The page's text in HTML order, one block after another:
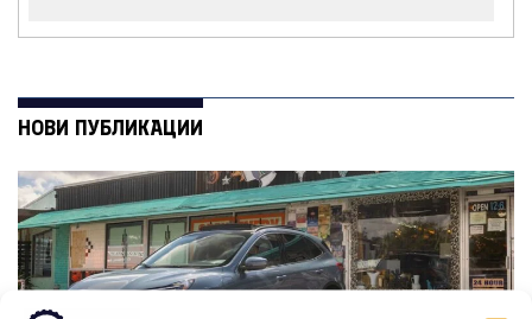
НОВИ ПУБЛИКАЦИИ